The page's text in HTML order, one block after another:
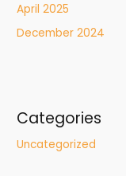
April 2025
December 2024
Categories
Uncategorized